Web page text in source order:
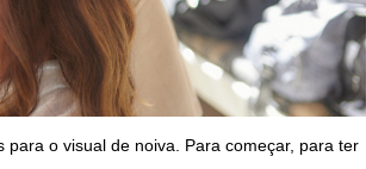
o visual de noiva. Para começar, para ter